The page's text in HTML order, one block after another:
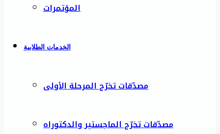
المؤتمرات
الخدمات الطلابية
مصدّقات تخرّج المرحلة الأولى
مصدّقات تخرّج الماجستير والدكتوراه